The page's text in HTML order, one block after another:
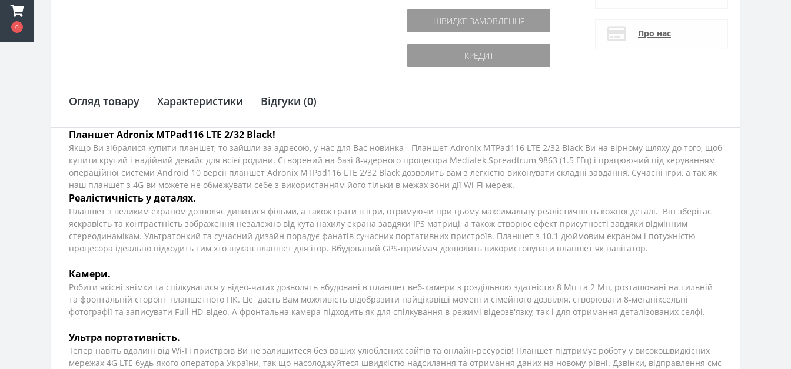
0
ШВИДКЕ ЗАМОВЛЕННЯ
КРЕДИТ
Про нас
Огляд товару Характеристики Відгуки (0)
Планшет Adronix MTPad116 LTE 2/32 Black!
Якщо Ви зібралися купити планшет, то зайшли за адресою, у нас для Вас новинка - Планшет Adronix MTPad116 LTE 2/32 Black Ви на вірному шляху до того, щоб
купити крутий і надійний девайс для всієї родини. Створений на базі 8-ядерного процесора Mediatek Spreadtrum 9863 (1.5 ГГц) і працюючий під керуванням
операційної системи Android 10 версії планшет Adronix MTPad116 LTE 2/32 Black дозволить вам з легкістю виконувати складні завдання, Сучасні ігри, а так як
наш планшет з 4G ви можете не обмежувати себе з використанням його тільки в межах зони дії Wi-Fi мереж.
Реалістичність у деталях.
Планшет з великим екраном дозволяє дивитися фільми, а також грати в ігри, отримуючи при цьому максимальну реалістичність кожної деталі. Він зберігає
яскравість та контрастність зображення незалежно від кута нахилу екрана завдяки IPS матриці, а також створює ефект присутності завдяки відмінним
стереодинамікам. Ультратонкий та сучасний дизайн порадує фанатів сучасних портативних пристроїв. Планшет з 10.1 дюймовим екраном і потужністю
процесора ідеально підходить тим хто шукав планшет для ігор. Вбудований GPS-приймач дозволить використовувати планшет як навігатор.
Камери.
Робити якісні знімки та спілкуватися у відео-чатах дозволять вбудовані в планшет веб-камери з роздільною здатністю 8 Мп та 2 Мп, розташовані на тильній
та фронтальній стороні планшетного ПК. Це дасть Вам можливість відобразити найцікавіші моменти сімейного дозвілля, створювати 8-мегапіксельні
фотографії та записувати Full HD-відео. А фронтальна камера підходить як для спілкування в режимі відеозв'язку, так і для отримання деталізованих селфі.
Ультра портативність.
Тепер навіть вдалині від Wi-Fi пристроїв Ви не залишитеся без ваших улюблених сайтів та онлайн-ресурсів! Планшет підтримує роботу у високошвидкісних
мережах 4G LTE будь-якого оператора України, так що насолоджуйтеся швидкістю надсилання та отримання даних на новому рівні. Дзвінки, відправлення смс